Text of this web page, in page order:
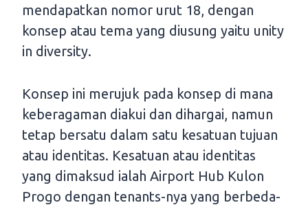
mendapatkan nomor urut 18, dengan
konsep atau tema yang diusung yaitu unity
in diversity.
Konsep ini merujuk pada konsep di mana
keberagaman diakui dan dihargai, namun
tetap bersatu dalam satu kesatuan tujuan
atau identitas. Kesatuan atau identitas
yang dimaksud ialah Airport Hub Kulon
Progo dengan tenants-nya yang berbeda-